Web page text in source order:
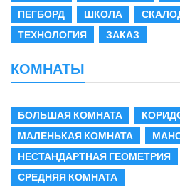
ПЕГБОРД
ШКОЛА
ТЕХНОЛОГИЯ
ЗАКАЗ
КОМНАТЫ
БОЛЬШАЯ КОМНАТА
МАЛЕНЬКАЯ КОМНАТА
НЕСТАНДАРТНАЯ ГЕОМЕТРИЯ
СРЕДНЯЯ КОМНАТА